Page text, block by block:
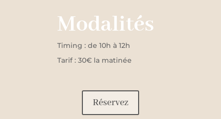
Modalités
Timing : de 10h à 12h
Tarif : 30€ la matinée
Réservez